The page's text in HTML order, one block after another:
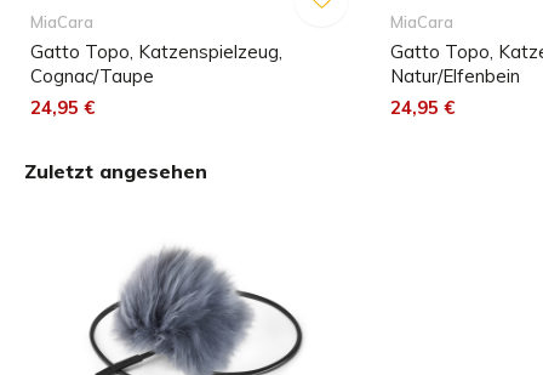
MiaCara
Gatto Topo, Katzenspielzeug,
Cognac/Taupe
24,95 €
MiaCara
Gatto Topo,
Natur/Elfenbein
24,95 €
Zuletzt angesehen